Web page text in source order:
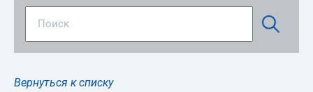
Вернуться к списку